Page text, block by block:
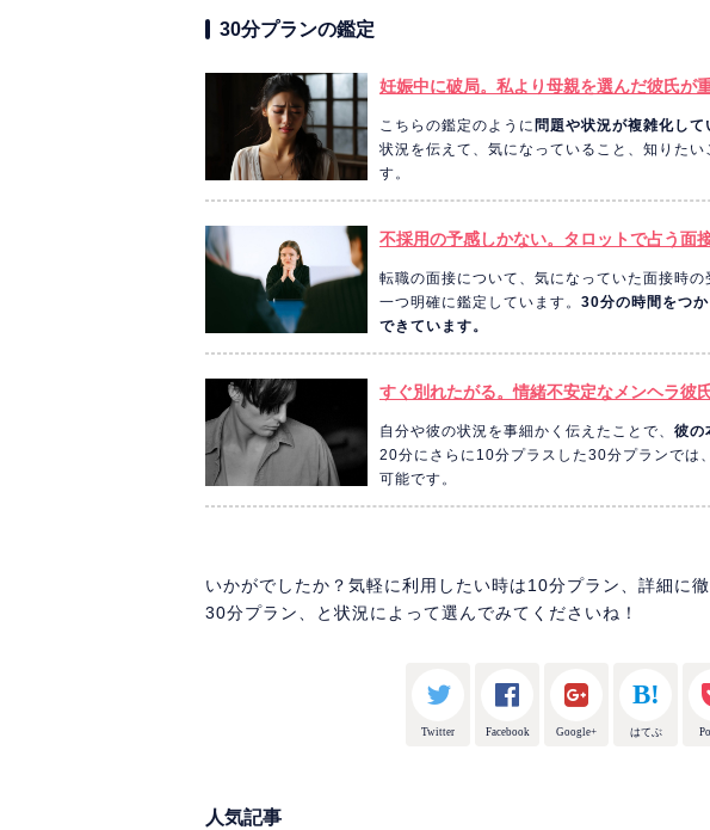
30分プランの鑑定
妊娠中に破局。私より母親を選んだ彼氏が
こちらの鑑定のように 問題や状況が複雑化して
状況を伝えて、気になっていること、知りた
す。
不採用の予感しかない。タロットで占う面
転職の面接について、気になっていた面接時
一つ明確に鑑定しています。 30分の時間をつ
できています。
すぐ別れたがる。情緒不安定なメンヘラ彼
自分や彼の状況を事細かく伝えたことで、 彼の
20分にさらに10分プラスした30分プランでは
可能です。
いかがでしたか？気軽に利用したい時は10分プラン、詳細に
30分プラン、と状況によって選んでみてくださいね！
Twitter Facebook Google+ はてぶ
人気記事